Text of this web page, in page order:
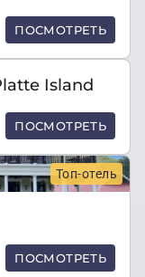
ПОСМОТРЕТЬ
Island
ПОСМОТРЕТЬ
Топ-отель
ПОСМОТРЕТЬ